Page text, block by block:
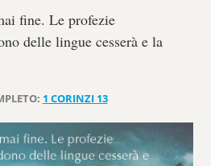
fine. Le profezie
delle lingue cesserà e la
1 CORINZI 13